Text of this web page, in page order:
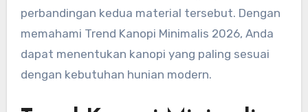
perbandingan kedua material tersebut. Dengan
memahami Trend Kanopi Minimalis 2026, Anda
dapat menentukan kanopi yang paling sesuai
dengan kebutuhan hunian modern.